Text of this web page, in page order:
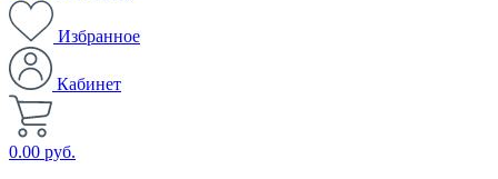
Избранное
Кабинет
0.00 руб.